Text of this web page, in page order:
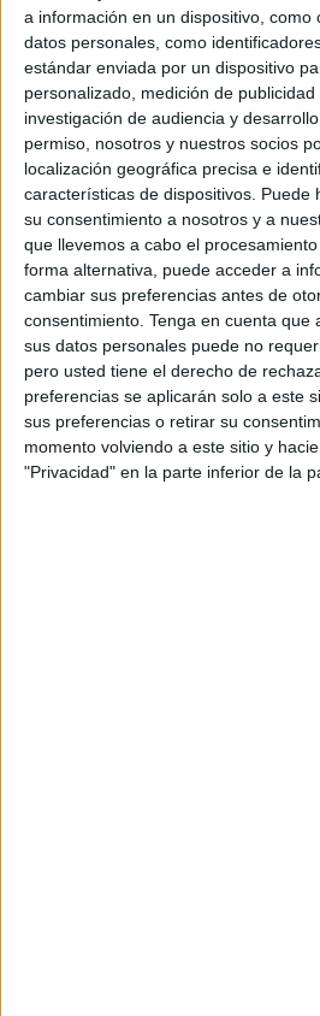
a información en un dispositivo, como
datos personales, como
estándar enviada por un dispositivo
personalizado, medición de publicidad
investigación de audiencia y
permiso, nosotros y nuestros socios
localización geográfica precisa e
características de dispositivos. Puede
su consentimiento a nosotros y a
que llevemos a cabo el
forma alternativa, puede acceder a
cambiar sus preferencias antes de
consentimiento. Tenga en cuenta que
sus datos personales puede no
pero usted tiene el derecho de
preferencias se aplicarán solo a este
sus preferencias o retirar su
momento volviendo a este sitio y
"Privacidad" en la parte inferior de la
relacionado con el aumento del porcentaje de
64% de la población de 15 años y más) y del
que realizan comercio electrónico/compras
lugar a un incremento en número absoluto de
individuos.
Asimismo el gasto medio anual por comprador se
siendo el sector turístico y las actividades de ocio
gran mayoría de las compras. Por su parte la
fabricante y en tiendas exclusivamente online
realizada en webs de tiendas con establecimiento
El estudio de comercio electrónico B2C 2010
electrónico a través de la compra realizada por
año 2009, con una muestra representativa de
que se analizan los hábitos, consumos y
electrónico, así como las barreras que limitan el